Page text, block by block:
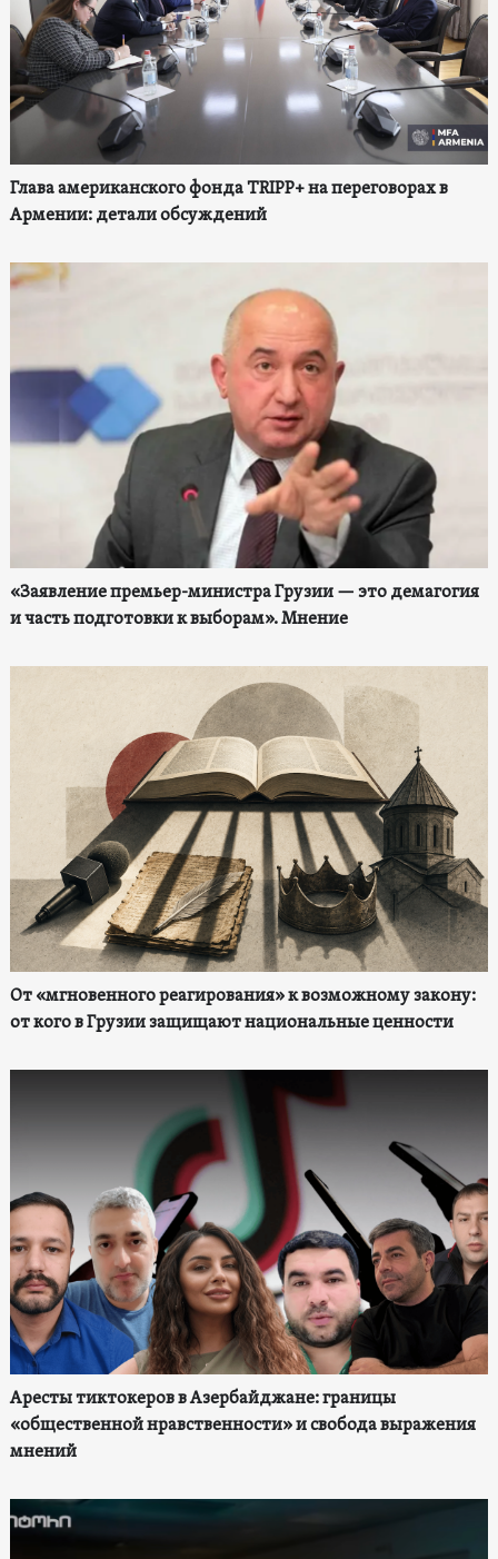
Глава американского фонда TRIPP+ на переговорах в
Армении: детали обсуждений
«Заявление премьер-министра Грузии — это демагогия
и часть подготовки к выборам». Мнение
От «мгновенного реагирования» к возможному закону:
от кого в Грузии защищают национальные ценности
Аресты тиктокеров в Азербайджане: границы
«общественной нравственности» и свобода выражения
мнений